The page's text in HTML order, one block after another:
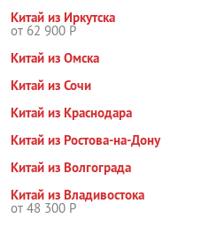
Китай из Иркутска
от 62 900 Р
Китай из Омска
Китай из Сочи
Китай из Краснодара
Китай из Ростова-на-Дону
Китай из Волгограда
Китай из Владивостока
от 48 300 Р